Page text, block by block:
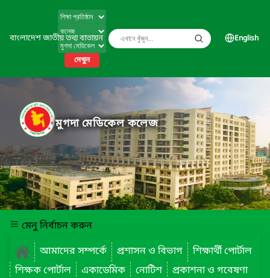
বাংলাদেশ জাতীয় তথ্য বাতায়ন
দেখুন
English
মুগদা মেডিকেল কলেজ
মেনু নির্বাচন করুন
আমাদের সম্পর্কে
প্রশাসন ও বিভাগ
শিক্ষার্থী পোর্টাল
শিক্ষক পোর্টাল
একাডেমিক নোটিশ
প্রকাশনা ও গবেষণা